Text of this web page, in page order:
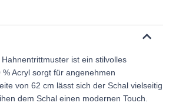
ist ein stilvolles
Acryl sorgt für angenehmen
von 62 cm lässt sich der Schal vielseitig
dem Schal einen modernen Touch.